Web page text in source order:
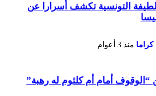
التونسية تكشف أسرارا عن
منذ 3 أعوام
“الوقوف أمام أم كلثوم له رهبة”